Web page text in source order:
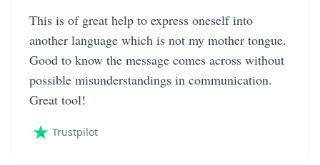
This is of great help to express oneself into
another language which is not my mother tongue.
Good to know the message comes across without
possible misunderstandings in communication.
Great tool!
Trustpilot